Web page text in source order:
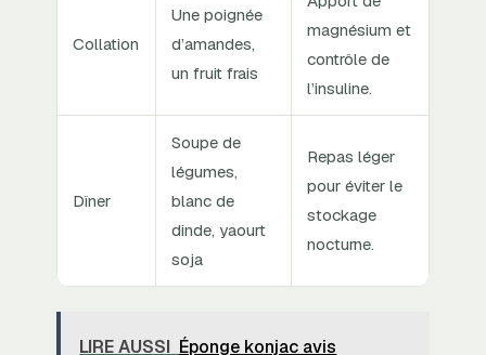
Collation
Une poignée
d’amandes,
un fruit frais
magnésium et
contrôle de
l’insuline.
Dîner
Soupe de
légumes,
blanc de
dinde, yaourt
soja
Repas léger
pour éviter le
stockage
nocturne.
LIRE AUSSI Éponge konjac avis